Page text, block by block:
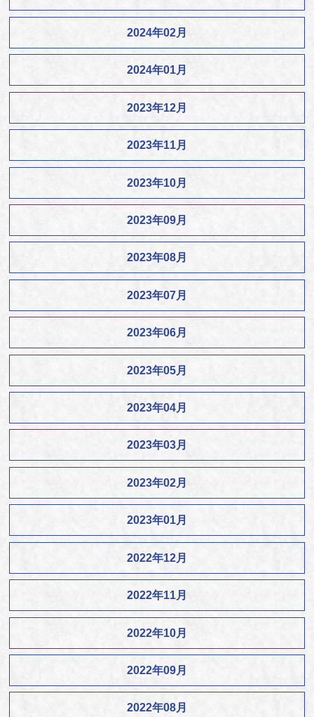
2024年02月
2024年01月
2023年12月
2023年11月
2023年10月
2023年09月
2023年08月
2023年07月
2023年06月
2023年05月
2023年04月
2023年03月
2023年02月
2023年01月
2022年12月
2022年11月
2022年10月
2022年09月
2022年08月